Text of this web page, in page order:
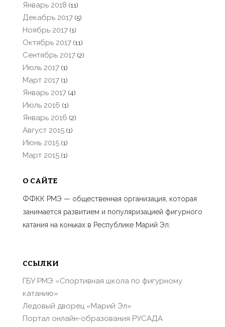
Январь 2018 (11)
Декабрь 2017 (5)
Ноябрь 2017 (1)
Октябрь 2017 (11)
Сентябрь 2017 (2)
Июль 2017 (1)
Март 2017 (1)
Январь 2017 (4)
Июль 2016 (1)
Январь 2016 (2)
Август 2015 (1)
Июнь 2015 (1)
Март 2015 (1)
О САЙТЕ
ФФКК РМЭ — общественная организация, которая
занимается развитием и популяризацией фигурного
катания на коньках в Республике Марий Эл.
ССЫЛКИ
ГБУ РМЭ «Спортивная школа по фигурному
катанию»
Ледовый дворец «Марий Эл»
Портал онлайн-образования РУСАДА